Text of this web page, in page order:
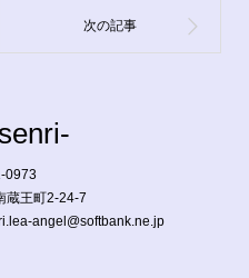
0973
蔵王町2-24-7
angel@softbank.ne.jp